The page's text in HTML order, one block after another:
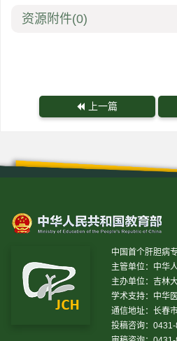
资源附件(0)
上一篇
中国首个肝胆病
主管单位：中华
主办单位：吉林
学术支持：中华
通信地址：长春
投稿咨询：